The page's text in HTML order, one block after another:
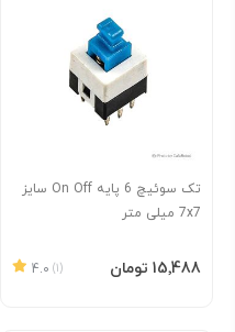
تک سوئیچ 6 پایه On Off سایز
7x7 میلی متر
4.0 (1) ‎15٬488 تومان
افزودن به سبد